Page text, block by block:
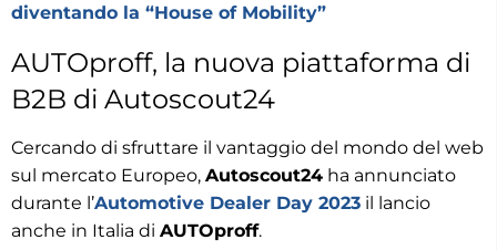
diventando la “House of Mobility”
AUTOproff, la nuova piattaforma di
B2B di Autoscout24
Cercando di sfruttare il vantaggio del mondo del web
sul mercato Europeo, Autoscout24 ha annunciato
durante l’Automotive Dealer Day 2023 il lancio
anche in Italia di AUTOproff.